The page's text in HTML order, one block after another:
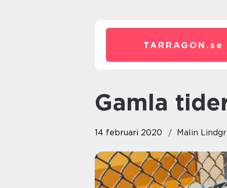
TARRAGON. se
Gamla
14 februari 2020 Malin